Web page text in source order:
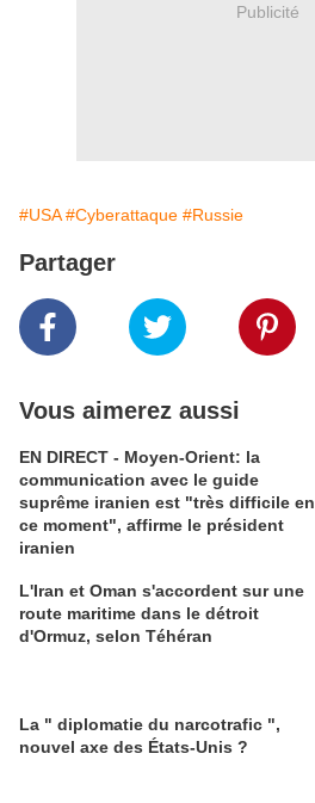
Publicité
#USA #Cyberattaque #Russie
Partager
Vous aimerez aussi
EN DIRECT - Moyen-Orient: la
communication avec le guide
suprême iranien est "très difficile en
ce moment", affirme le président
iranien
L'Iran et Oman s'accordent sur une
route maritime dans le détroit
d'Ormuz, selon Téhéran
La " diplomatie du narcotrafic ",
nouvel axe des États-Unis ?